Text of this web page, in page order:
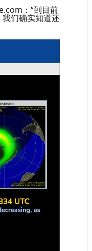
：“到目前
们确实知道还